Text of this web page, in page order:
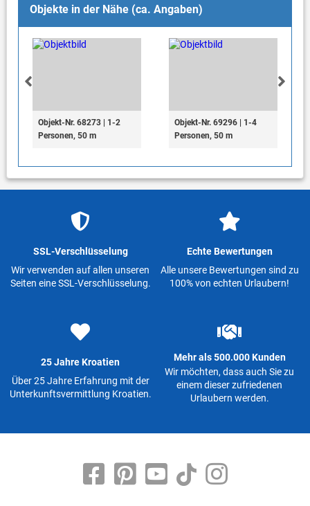
Objekte in der Nähe (ca. Angaben)
Objekt-Nr. 68273 | 1-2
Personen, 50 m
Objekt-Nr. 69296 | 1-4
Personen, 50 m
SSL-Verschlüsselung
Wir verwenden auf allen unseren
Seiten eine SSL-Verschlüsselung.
Echte Bewertungen
Alle unsere Bewertungen sind zu
100% von echten Urlaubern!
25 Jahre Kroatien
Über 25 Jahre Erfahrung mit der
Unterkunftsvermittlung Kroatien.
Mehr als 500.000 Kunden
Wir möchten, dass auch Sie zu
einem dieser zufriedenen
Urlaubern werden.